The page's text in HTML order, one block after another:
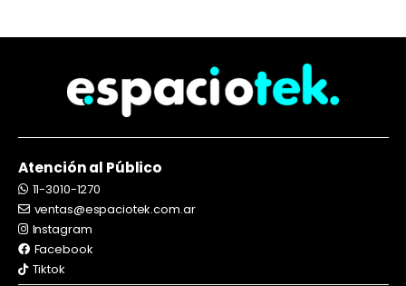
Atención al Público
11-3010-1270
ventas@espaciotek.com.ar
Instagram
Facebook
Tiktok